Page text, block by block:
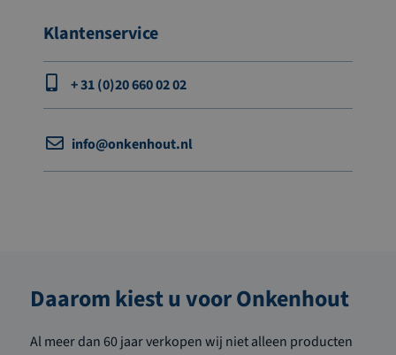
Klantenservice
+ 31 (0)20 660 02 02
info@onkenhout.nl
Daarom kiest u voor Onkenhout
Al meer dan 60 jaar verkopen wij niet alleen producten